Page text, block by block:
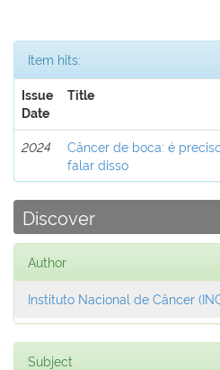
Item hits:
Issue
Date
Title
2024
Câncer de boca: é
falar disso
Discover
Author
Instituto Nacional de Câncer
Subject